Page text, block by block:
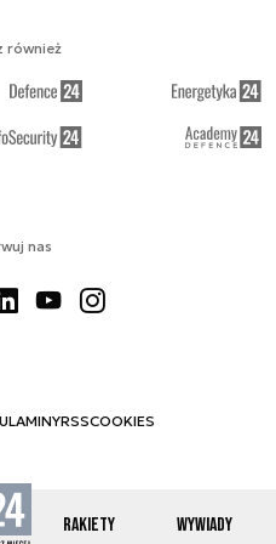
RAKIETY WYWIADY
nas
RSSCOOKIES
również
SPACE24